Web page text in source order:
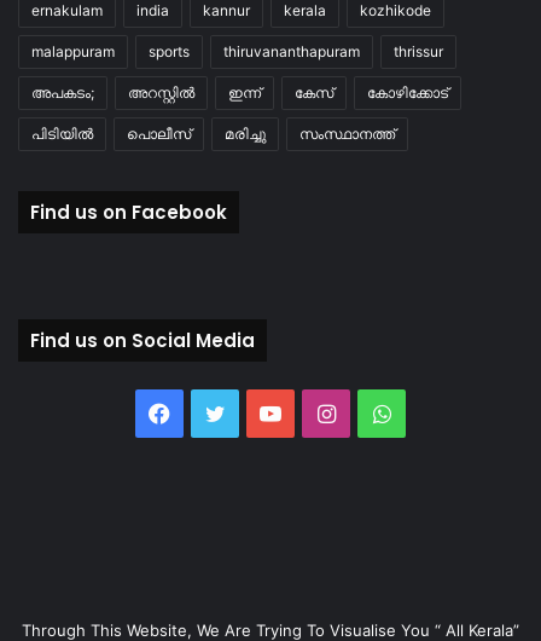
ernakulam india kannur kerala kozhikode
malappuram sports thiruvananthapuram thrissur
അപകടം; അറസ്റ്റിൽ ഇന്ന് കേസ് കോഴിക്കോട്
പിടിയിൽ പൊലീസ് മരിച്ചു സംസ്ഥാനത്ത്
Find us on Facebook
Find us on Social Media
Facebook
TwitterYouTubeInstagramWhatsApp
Through This Website, We Are Trying To Visualise You “ All Kerala”